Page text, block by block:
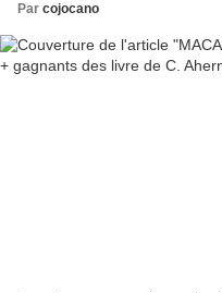
Par cojocano